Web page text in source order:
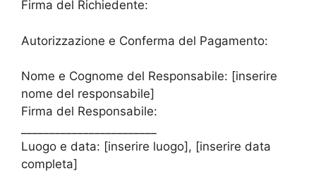
Firma del Richiedente:
Autorizzazione e Conferma del Pagamento:
Nome e Cognome del Responsabile: [inserire
nome del responsabile]
Firma del Responsabile:
Luogo e data: [inserire luogo], [inserire data
completa]